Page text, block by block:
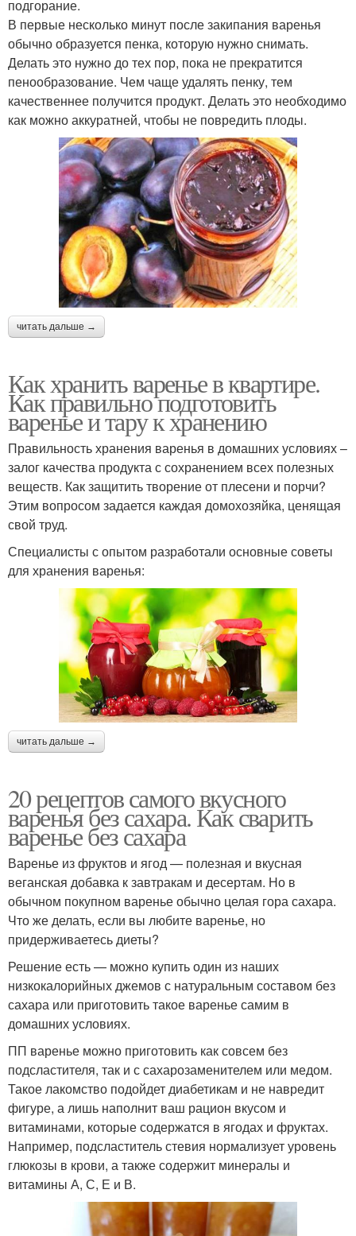
подгорание.
В первые несколько минут после закипания варенья
обычно образуется пенка, которую нужно снимать.
Делать это нужно до тех пор, пока не прекратится
пенообразование. Чем чаще удалять пенку, тем
качественнее получится продукт. Делать это необходимо
как можно аккуратней, чтобы не повредить плоды.
читать дальше →
Как хранить варенье в квартире.
Как правильно подготовить
варенье и тару к хранению
Правильность хранения варенья в домашних условиях –
залог качества продукта с сохранением всех полезных
веществ. Как защитить творение от плесени и порчи?
Этим вопросом задается каждая домохозяйка, ценящая
свой труд.
Специалисты с опытом разработали основные советы
для хранения варенья:
читать дальше →
20 рецептов самого вкусного
варенья без сахара. Как сварить
варенье без сахара
Варенье из фруктов и ягод — полезная и вкусная
веганская добавка к завтракам и десертам. Но в
обычном покупном варенье обычно целая гора сахара.
Что же делать, если вы любите варенье, но
придерживаетесь диеты?
Решение есть — можно купить один из наших
низкокалорийных джемов с натуральным составом без
сахара или приготовить такое варенье самим в
домашних условиях.
ПП варенье можно приготовить как совсем без
подсластителя, так и с сахарозаменителем или медом.
Такое лакомство подойдет диабетикам и не навредит
фигуре, а лишь наполнит ваш рацион вкусом и
витаминами, которые содержатся в ягодах и фруктах.
Например, подсластитель стевия нормализует уровень
глюкозы в крови, а также содержит минералы и
витамины А, С, Е и В.